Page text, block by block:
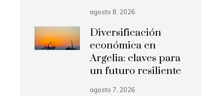
agosto 8, 2026
Diversificación
económica en
Argelia: claves para
un futuro resiliente
agosto 7, 2026